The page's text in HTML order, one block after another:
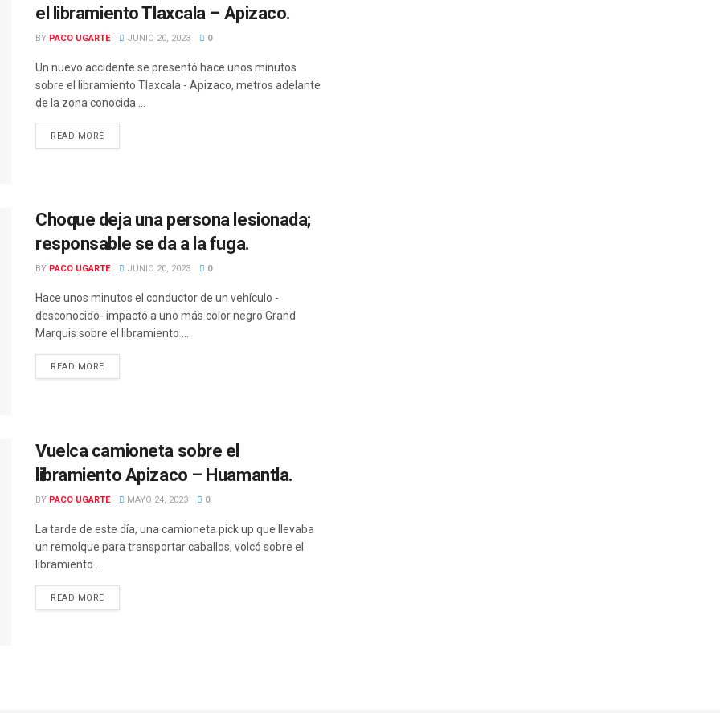
el libramiento Tlaxcala – Apizaco.
BY PACO UGARTE JUNIO 20, 2023 0
Un nuevo accidente se presentó hace unos minutos
sobre el libramiento Tlaxcala - Apizaco, metros adelante
de la zona conocida ...
READ MORE
Choque deja una persona lesionada;
responsable se da a la fuga.
BY PACO UGARTE JUNIO 20, 2023 0
Hace unos minutos el conductor de un vehículo -
desconocido- impactó a uno más color negro Grand
Marquis sobre el libramiento ...
READ MORE
Vuelca camioneta sobre el
libramiento Apizaco – Huamantla.
BY PACO UGARTE MAYO 24, 2023 0
La tarde de este día, una camioneta pick up que llevaba
un remolque para transportar caballos, volcó sobre el
libramiento ...
READ MORE